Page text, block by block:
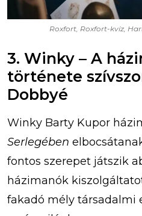
Roxfort, Roxfort-kvíz,
3. Winky – A
története
Dobbyé
Winky Barty Kupor
Serlegében
fontos szerepet játszik
házimanók
fakadó mély társadalmi